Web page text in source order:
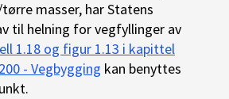
masser, har Statens
til helning for vegfyllinger av
1.18 og figur 1.13 i kapittel
- Vegbygging kan benyttes